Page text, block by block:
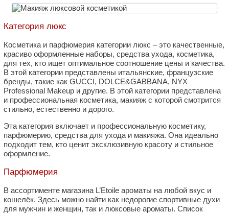
Категория люкс
Косметика и парфюмерия категории люкс – это качественные,
красиво оформленные наборы, средства ухода, косметика,
для тех, кто ищет оптимальное соотношение цены и качества.
В этой категории представлены итальянские, французские
бренды, такие как GUCCI, DOLCE&GABBANA, NYX
Professional Makeup и другие. В этой категории представлена
и профессиональная косметика, макияж с которой смотрится
стильно, естественно и дорого.
Эта категория включает и профессиональную косметику,
парфюмерию, средства для ухода и макияжа. Она идеально
подходит тем, кто ценит эксклюзивную красоту и стильное
оформление.
Парфюмерия
В ассортименте магазина L’Etoile ароматы на любой вкус и
кошелёк. Здесь можно найти как недорогие спортивные духи
для мужчин и женщин, так и люксовые ароматы. Список